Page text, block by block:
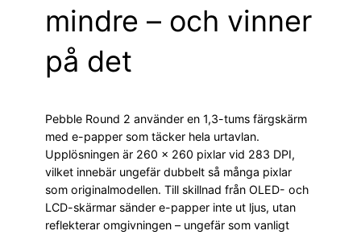
mindre – och vinner
på det
Pebble Round 2 använder en 1,3-tums färgskärm
med e-papper som täcker hela urtavlan.
Upplösningen är 260 × 260 pixlar vid 283 DPI,
vilket innebär ungefär dubbelt så många pixlar
som originalmodellen. Till skillnad från OLED- och
LCD-skärmar sänder e-papper inte ut ljus, utan
reflekterar omgivningen – ungefär som vanligt